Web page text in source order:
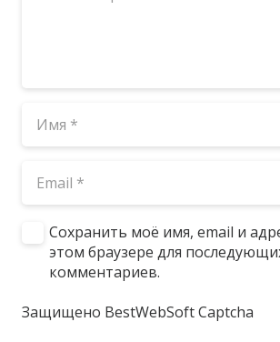
Сохранить моё имя, email и
этом браузере для
комментариев.
Защищено BestWebSoft Captcha